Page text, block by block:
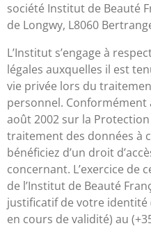
société Institut de Beauté
de Longwy, L8060
L’Institut s’engage à
légales auxquelles il est
vie privée lors du
personnel. Conformément
août 2002 sur la
traitement des données à
bénéficiez d’un droit
concernant. L’exercice de
de l’Institut de Beauté
justificatif de votre identité
en cours de validité) au